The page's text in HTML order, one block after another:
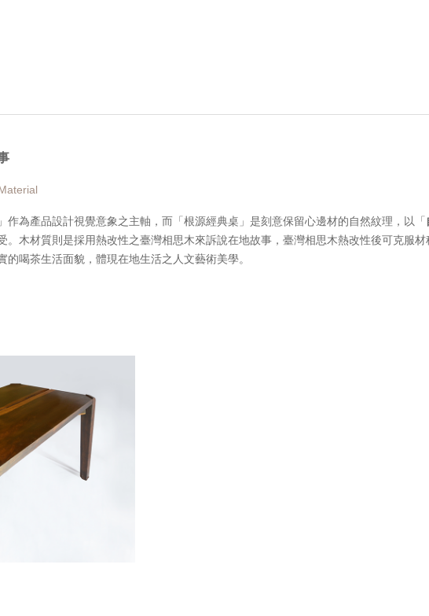
作為產品設計視覺意象之主軸，而「根源經典桌」是刻意保留心邊材的自然紋理，以「
。木材質則是採用熱改性之臺灣相思木來訴說在地故事，臺灣相思木熱改性後可克服
喝茶生活面貌，體現在地生活之人文藝術美學。